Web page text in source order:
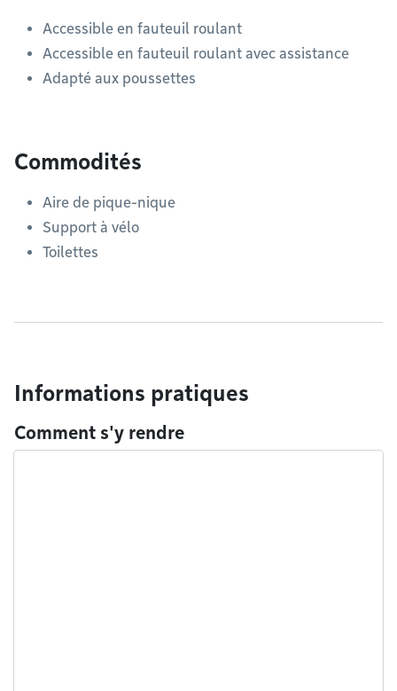
Accessible en fauteuil roulant
Accessible en fauteuil roulant avec assistance
Adapté aux poussettes
Commodités
Aire de pique-nique
Support à vélo
Toilettes
Informations pratiques
Comment s'y rendre